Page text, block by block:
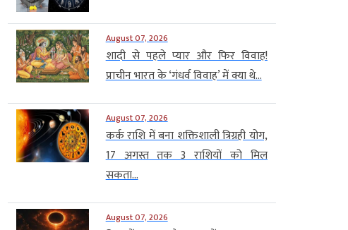
August 07, 2026
शादी से पहले प्यार और फिर विवाह!
प्राचीन भारत के ‘गंधर्व विवाह’ में क्या थे...
August 07, 2026
कर्क राशि में बना शक्तिशाली त्रिग्रही योग,
17 अगस्त तक 3 राशियों को मिल
सकता...
August 07, 2026